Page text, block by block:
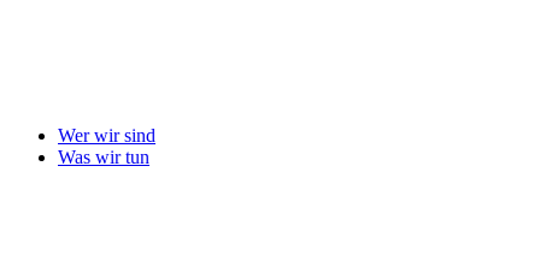
Wer wir sind
Was wir tun